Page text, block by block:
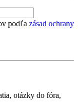
podľa zásad ochrany
otázky do fóra,